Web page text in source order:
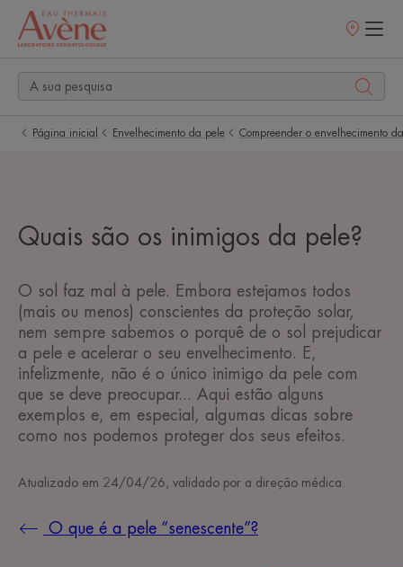
Pontos
Página inicial Envelhecimento da pele Compreender o envelhecimento
Quais são os inimigos da pele?
O sol faz mal à pele. Embora estejamos todos
(mais ou menos) conscientes da proteção solar,
nem sempre sabemos o porquê de o sol prejudicar
a pele e acelerar o seu envelhecimento. E,
infelizmente, não é o único inimigo da pele com
que se deve preocupar... Aqui estão alguns
exemplos e, em especial, algumas dicas sobre
como nos podemos proteger dos seus efeitos.
Atualizado em 24/04/26 , validado por a direção médica
O que é a pele “senescente”?